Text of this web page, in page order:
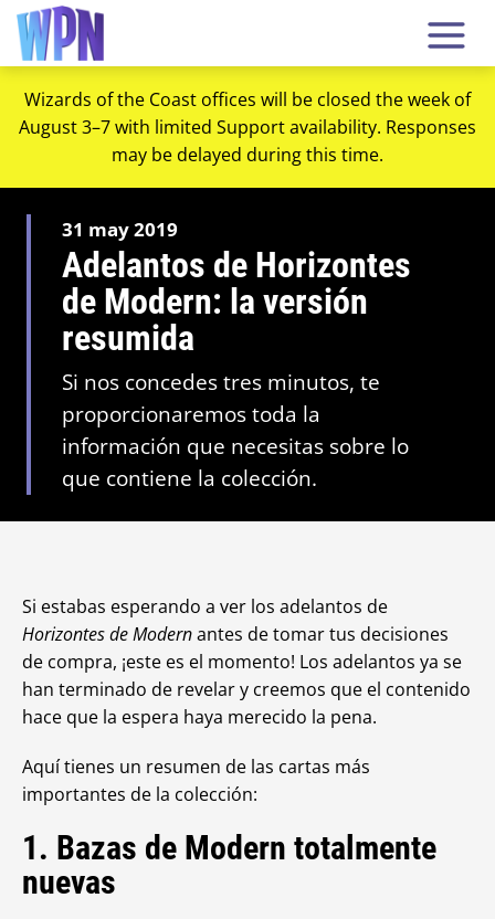
Wizards of the Coast offices will be closed the week of
August 3–7 with limited Support availability. Responses
may be delayed during this time.
31 may 2019
Adelantos de Horizontes
de Modern: la versión
resumida
Si nos concedes tres minutos, te
proporcionaremos toda la
información que necesitas sobre lo
que contiene la colección.
Si estabas esperando a ver los adelantos de
Horizontes de Modernantes de tomar tus decisiones
de compra, ¡este es el momento! Los adelantos ya se
han terminado de revelar y creemos que el contenido
hace que la espera haya merecido la pena.
Aquí tienes un resumen de las cartas más
importantes de la colección:
1. Bazas de Modern totalmente
nuevas